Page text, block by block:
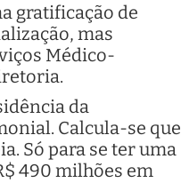
gratificação de
mas
Médico-
da
Calcula-se que
Só para se ter uma
490 milhões em